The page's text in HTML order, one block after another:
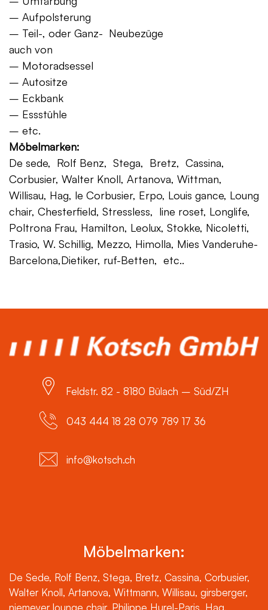
– Aufpolsterung
– Teil-, oder Ganz- Neubezüge
auch von
– Motoradsessel
– Autositze
– Eckbank
– Essstühle
– etc.
Möbelmarken:
De sede, Rolf Benz, Stega, Bretz, Cassina,
Corbusier, Walter Knoll, Artanova, Wittman,
Willisau, Hag, le Corbusier, Erpo, Louis gance, Loung
chair, Chesterfield, Stressless, line roset, Longlife,
Poltrona Frau, Hamilton, Leolux, Stokke, Nicoletti,
Trasio, W. Schillig, Mezzo, Himolla, Mies Vanderuhe-
Barcelona,Dietiker, ruf-Betten, etc..
Feldstr. 82 - 8180 Bülach – Süd/ZH
043 444 18 28 079 789 17 36
info@kotsch.ch
Möbelmarken:
De Sede, Rolf Benz, Stega, Bretz, Cassina, Corbusier,
Walter Knoll, Artanova, Wittmann, Willisau, girsberger,
niemeyer lounge chair, Philippe Hurel-Paris, Hag,